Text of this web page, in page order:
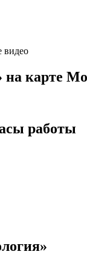
видео
на карте
работы